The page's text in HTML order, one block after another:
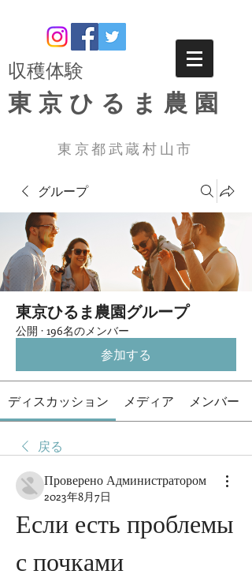
​収穫体験
東京ひるま農園
東京都武蔵村山市
グループ
東京ひるま農園グループ
公開 · 196名のメンバー
参加する
ディスカッション メディア メンバー
戻る
Проверено Администратором
2023年8月7日
Если есть проблемы
с почками